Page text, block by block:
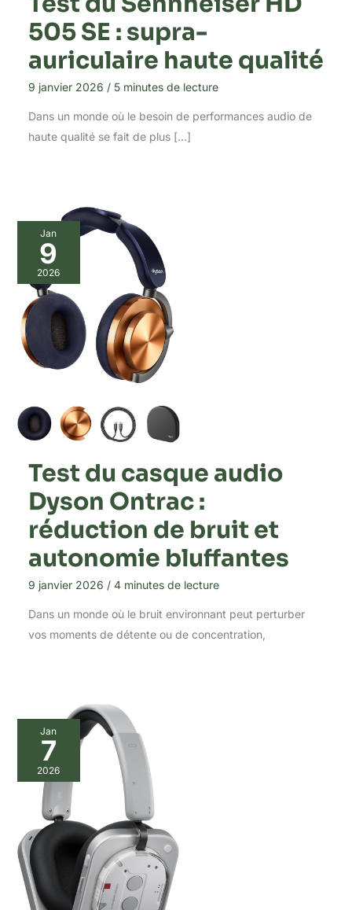
505 SE : supra-
auriculaire haute qualité
9 janvier 2026 / 5 minutes de lecture
Dans un monde où le besoin de performances audio de
haute qualité se fait de plus […]
Jan
9
2026
Test du casque audio
Dyson Ontrac :
réduction de bruit et
autonomie bluffantes
9 janvier 2026 / 4 minutes de lecture
Dans un monde où le bruit environnant peut perturber
vos moments de détente ou de concentration,
Jan
7
2026